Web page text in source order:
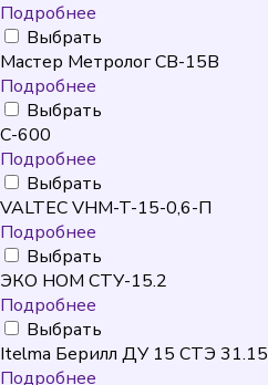
Подробнее
Выбрать
Мастер Метролог СВ-15В
Подробнее
Выбрать
C-600
Подробнее
Выбрать
VALTEC VHM-T-15-0,6-П
Подробнее
Выбрать
ЭКО НОМ СТУ-15.2
Подробнее
Выбрать
Itelma Берилл ДУ 15 СТЭ 31.15
Подробнее